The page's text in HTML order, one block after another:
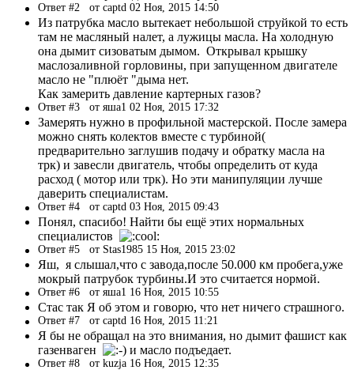
Ответ #2 от captd 02 Ноя, 2015 14:50
Из патрубка масло вытекает небольшой струйкой то есть
там не масляный налет, а лужицы масла. На холодную
она дымит сизоватым дымом. Открывал крышку
маслозаливной горловины, при запущенном двигателе
масло не "плюёт "дыма нет.
Как замерить давление картерных газов?
Ответ #3 от яша1 02 Ноя, 2015 17:32
Замерять нужно в профильной мастерской. После замера
можно снять колектов вместе с турбиной(
предварительно заглушив подачу и обратку масла на
трк) и завесли двигатель, чтобы определить от куда
расход ( мотор или трк). Но эти манипуляции лучше
даверить специалистам.
Ответ #4 от captd 03 Ноя, 2015 09:43
Понял, спасибо! Найти бы ещё этих нормальных
специалистов
Ответ #5 от Stas1985 15 Ноя, 2015 23:02
Яш, я слышал,что с завода,после 50.000 км пробега,уже
мокрый патрубок турбины.И это считается нормой.
Ответ #6 от яша1 16 Ноя, 2015 10:55
Стас так Я об этом и говорю, что нет ничего страшного.
Ответ #7 от captd 16 Ноя, 2015 11:21
Я бы не обращал на это внимания, но дымит фашист как
газенваген
и масло подъедает.
Ответ #8 от kuzja 16 Ноя, 2015 12:35